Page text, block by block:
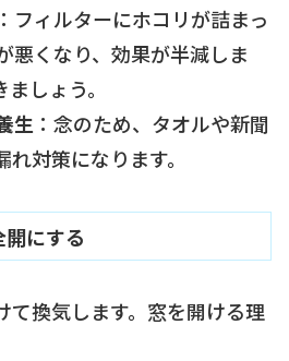
：フィルターにホコリが詰まっ
悪くなり、効果が半減しま
しょう。
生 ：念のため、タオルや新聞
対策になります。
にする
て換気します。窓を開ける理